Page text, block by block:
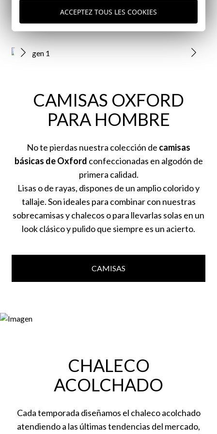
CAMISAS OXFORD
PARA HOMBRE
No te pierdas nuestra colección de camisas
básicas de Oxford confeccionadas en algodón de
primera calidad.
Lisas o de rayas, dispones de un amplio colorido y
tallaje. Son ideales para combinar con nuestras
sobrecamisas y chalecos o para llevarlas solas en un
look clásico y pulido que siempre es un acierto.
CAMISAS
CHALECO
ACOLCHADO
Cada temporada diseñamos el chaleco acolchado
atendiendo a las últimas tendencias del mercado,
ACCEPTEZ TOUS LES COOKIES